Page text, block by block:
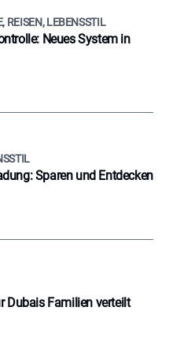
REISEN, LEBENSSTIL
Neues System in
Sparen und Entdecken
Dubais Familien verteilt